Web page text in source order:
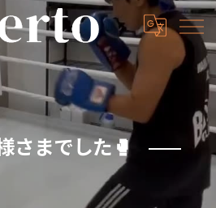
さまでした🥊